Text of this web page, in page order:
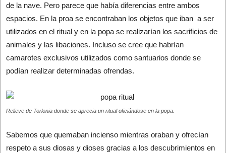
de la nave. Pero parece que había diferencias entre ambos
espacios. En la proa se encontraban los objetos que iban a ser
utilizados en el ritual y en la popa se realizarían los sacrificios de
animales y las libaciones. Incluso se cree que habrían
camarotes exclusivos utilizados como santuarios donde se
podían realizar determinadas ofrendas.
Relieve de Torlonia donde se aprecia un ritual oficiándose en la popa.
Sabemos que quemaban incienso mientras oraban y ofrecían
respeto a sus diosas y dioses gracias a los descubrimientos en